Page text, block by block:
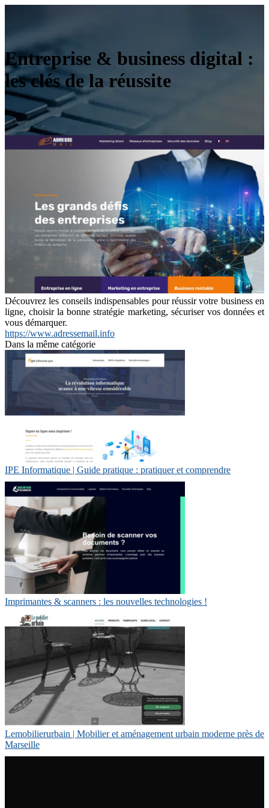
Entreprise & business digital :
les clés de la réussite
Découvrez les conseils indispensables pour réussir votre business en
ligne, choisir la bonne stratégie marketing, sécuriser vos données et
vous démarquer.
https://www.adressemail.info
Dans la même catégorie
IPE Informatique | Guide pratique : pratiquer et comprendre
Imprimantes & scanners : les nouvelles technologies !
Lemobilie­rur­bain | Mobilier et aménagement urbain moderne près de
Marseille